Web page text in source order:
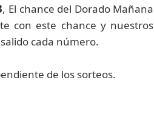
, El chance del Dorado Mañana
con este chance y nuestros
cada número.
de los sorteos.